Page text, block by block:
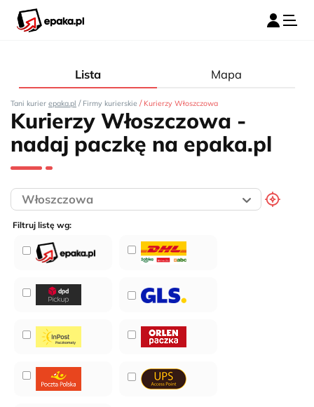
Lista Mapa
Tani kurier epaka.pl / Firmy kurierskie / Kurierzy Włoszczowa
Kurierzy Włoszczowa -
nadaj paczkę na epaka.pl
Filtruj listę wg: